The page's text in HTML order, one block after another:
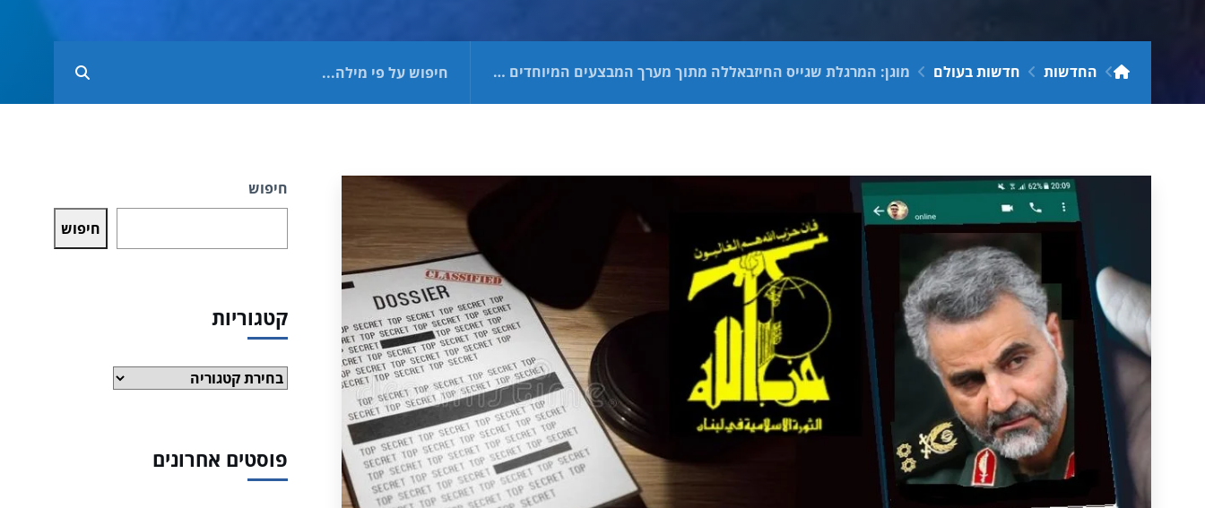
החדשות חדשות בעולם מוגן: המרגלת שגייס החיזבאללה מתוך מערך המבצעים המיוחדים של צבא ארה"ב
חיפוש
חיפוש
קטגוריות
קטגוריות
פוסטים אחרונים